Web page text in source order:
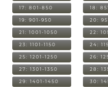
17: 801-850 18:
19: 901-950 20:
21: 1001-1050 22:
23: 1101-1150 24:
25: 1201-1250 26:
27: 1301-1350 28:
29: 1401-1450 30: